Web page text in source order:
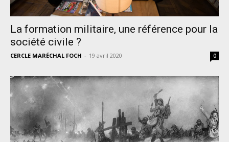
La formation militaire, une référence pour la
société civile ?
CERCLE MARÉCHAL FOCH - 19 avril 2020 0